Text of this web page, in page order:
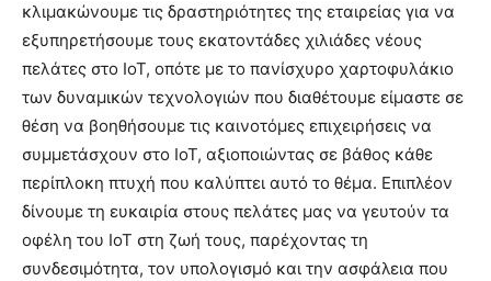
κλιμακώνουμε τις δραστηριότητες της εταιρείας για να
εξυπηρετήσουμε τους εκατοντάδες χιλιάδες νέους
πελάτες στο IoT, οπότε με το πανίσχυρο χαρτοφυλάκιο
των δυναμικών τεχνολογιών που διαθέτουμε είμαστε σε
θέση να βοηθήσουμε τις καινοτόμες επιχειρήσεις να
συμμετάσχουν στο IoT, αξιοποιώντας σε βάθος κάθε
περίπλοκη πτυχή που καλύπτει αυτό το θέμα. Επιπλέον
δίνουμε τη ευκαιρία στους πελάτες μας να γευτούν τα
οφέλη του IoT στη ζωή τους, παρέχοντας τη
συνδεσιμότητα, τον υπολογισμό και την ασφάλεια που